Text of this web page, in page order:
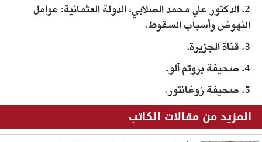
2. الدكتور علي محمد الصلابي، الدولة العثمانية: عوامل
النهوض وأسباب السقوط.
3. قناة الجزيرة.
4. صحيفة بروتم آلو.
5. صحيفة زوغانتور.
المزيد من مقالات الكاتب